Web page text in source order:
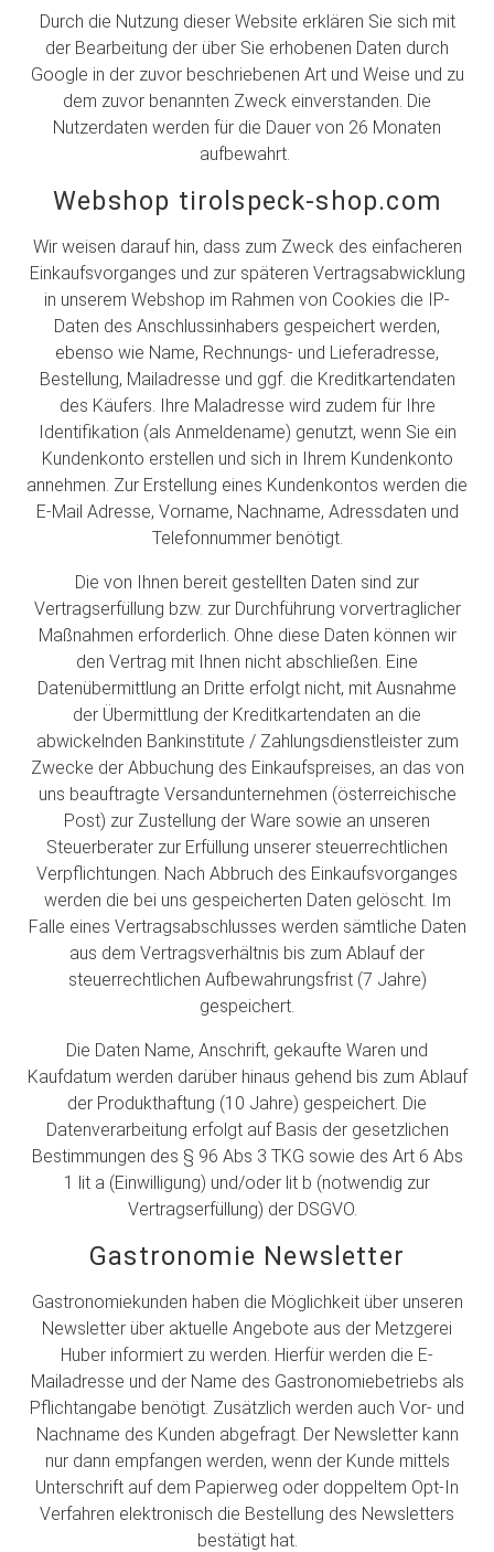
Durch die Nutzung dieser Website erklären Sie sich mit
der Bearbeitung der über Sie erhobenen Daten durch
Google in der zuvor beschriebenen Art und Weise und zu
dem zuvor benannten Zweck einverstanden. Die
Nutzerdaten werden für die Dauer von 26 Monaten
aufbewahrt.
Webshop tirolspeck-shop.com
Wir weisen darauf hin, dass zum Zweck des einfacheren
Einkaufsvorganges und zur späteren Vertragsabwicklung
in unserem Webshop im Rahmen von Cookies die IP-
Daten des Anschlussinhabers gespeichert werden,
ebenso wie Name, Rechnungs- und Lieferadresse,
Bestellung, Mailadresse und ggf. die Kreditkartendaten
des Käufers. Ihre Maladresse wird zudem für Ihre
Identifikation (als Anmeldename) genutzt, wenn Sie ein
Kundenkonto erstellen und sich in Ihrem Kundenkonto
annehmen. Zur Erstellung eines Kundenkontos werden die
E-Mail Adresse, Vorname, Nachname, Adressdaten und
Telefonnummer benötigt.
Die von Ihnen bereit gestellten Daten sind zur
Vertragserfüllung bzw. zur Durchführung vorvertraglicher
Maßnahmen erforderlich. Ohne diese Daten können wir
den Vertrag mit Ihnen nicht abschließen. Eine
Datenübermittlung an Dritte erfolgt nicht, mit Ausnahme
der Übermittlung der Kreditkartendaten an die
abwickelnden Bankinstitute / Zahlungsdienstleister zum
Zwecke der Abbuchung des Einkaufspreises, an das von
uns beauftragte Versandunternehmen (österreichische
Post) zur Zustellung der Ware sowie an unseren
Steuerberater zur Erfüllung unserer steuerrechtlichen
Verpflichtungen. Nach Abbruch des Einkaufsvorganges
werden die bei uns gespeicherten Daten gelöscht. Im
Falle eines Vertragsabschlusses werden sämtliche Daten
aus dem Vertragsverhältnis bis zum Ablauf der
steuerrechtlichen Aufbewahrungsfrist (7 Jahre)
gespeichert.
Die Daten Name, Anschrift, gekaufte Waren und
Kaufdatum werden darüber hinaus gehend bis zum Ablauf
der Produkthaftung (10 Jahre) gespeichert. Die
Datenverarbeitung erfolgt auf Basis der gesetzlichen
Bestimmungen des § 96 Abs 3 TKG sowie des Art 6 Abs
1 lit a (Einwilligung) und/oder lit b (notwendig zur
Vertragserfüllung) der DSGVO.
Gastronomie Newsletter
Gastronomiekunden haben die Möglichkeit über unseren
Newsletter über aktuelle Angebote aus der Metzgerei
Huber informiert zu werden. Hierfür werden die E-
Mailadresse und der Name des Gastronomiebetriebs als
Pflichtangabe benötigt. Zusätzlich werden auch Vor- und
Nachname des Kunden abgefragt. Der Newsletter kann
nur dann empfangen werden, wenn der Kunde mittels
Unterschrift auf dem Papierweg oder doppeltem Opt-In
Verfahren elektronisch die Bestellung des Newsletters
bestätigt hat.